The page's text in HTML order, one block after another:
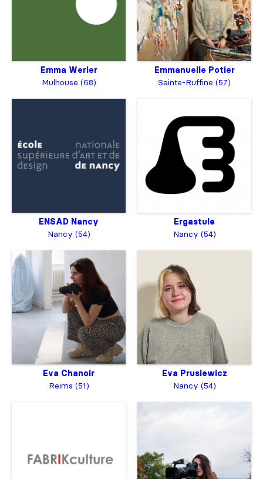
Emma Werler
Mulhouse (68)
Emmanuelle Potier
Sainte-Ruffine (57)
ENSAD Nancy
Nancy (54)
Ergastule
Nancy (54)
Eva Chanoir
Reims (51)
Eva Prusiewicz
Nancy (54)